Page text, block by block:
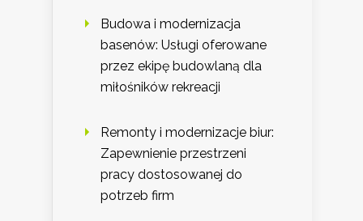
Budowa i modernizacja
basenów: Usługi oferowane
przez ekipę budowlaną dla
miłośników rekreacji
Remonty i modernizacje biur:
Zapewnienie przestrzeni
pracy dostosowanej do
potrzeb firm